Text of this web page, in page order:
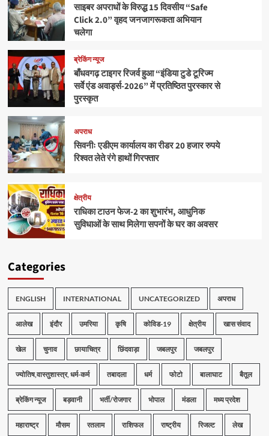
साइबर अपराधों के विरुद्ध 15 दिवसीय “Safe
Click 2.0” वृहद जनजागरूकता अभियान
चलेगा
ब्रेकिंग न्यूज
बाँधवगढ़ टाइगर रिजर्व हुआ “इंडिया टुडे टूरिज्म
सर्वे एंड अवार्ड्स-2026” में प्रतिष्ठित पुरस्कार से
पुरस्कृत
अपराध
सिवनीः एडीएम कार्यालय का रीडर 20 हजार रुपये
रिश्वत लेते रंगे हाथों गिरफ्तार
क्षेत्रीय
राधिका टाउन फेज-2 का शुभारंभ, आधुनिक
सुविधाओं के साथ मिलेगा सपनों के घर का अवसर
Categories
ENGLISH INTERNATIONAL UNCATEGORIZED अपराध
आलेख इंदौर उमरिया कृषि कोविड-19 क्षेत्रीय खास संवाद
खेल चुनाव छायाचित्र छिंदवाड़ा जबलपुर जबलपुर
ज्योतिष,वास्तुशास्त्र, धर्म-कर्म तबादला धर्म फोटो बालाघाट बैतूल
ब्रेकिंग न्यूज बड़वानी भर्ती/रोजगार भोपाल मंडला मध्य प्रदेश
महाराष्ट्र मौसम रतलाम राशिफल राष्ट्रीय रिजल्ट लेख